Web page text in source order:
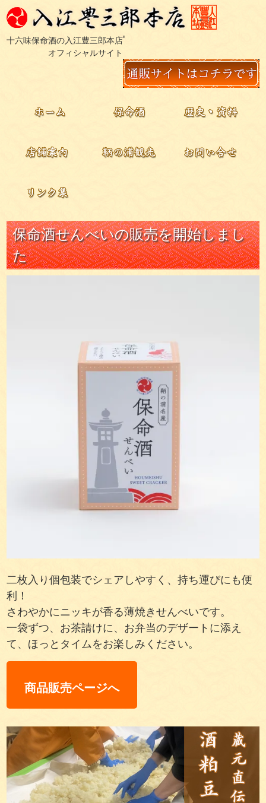
十六味保命酒の入江豊三郎本店
オフィシャルサイト
'
保命酒せんべいの販売を開始しまし
た
二枚入り個包装でシェアしやすく、持ち運びにも便
利！
さわやかにニッキが香る薄焼きせんべいです。
一袋ずつ、お茶請けに、お弁当のデザートに添え
て、ほっとタイムをお楽しみください。
商品販売ページへ